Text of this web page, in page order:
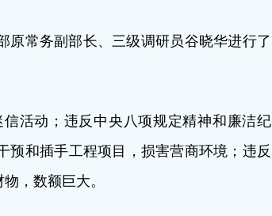
原常务副部长、三级调研员谷晓华进行了
活动；违反中央八项规定精神和廉洁纪
预和插手工程项目，损害营商环境；违反
，数额巨大。